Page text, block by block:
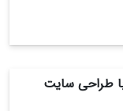
با طراحی سایت